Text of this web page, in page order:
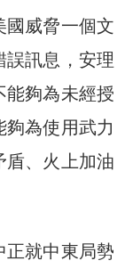
國威脅一個文
訊息，安理
能夠為未經授
為使用武力
盾、火上加油
正就中東局勢